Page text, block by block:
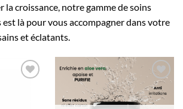
la croissance, notre gamme de soins
là pour vous accompagner dans votre
et éclatants.
Ajouter
à la liste
d’envies